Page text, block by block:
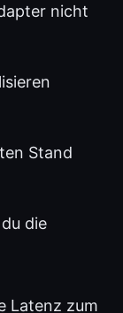
nicht
Stand
die
Latenz zum